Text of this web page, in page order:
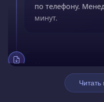
по телефону.
минут.
02
Заключите
Подпишите
Читать